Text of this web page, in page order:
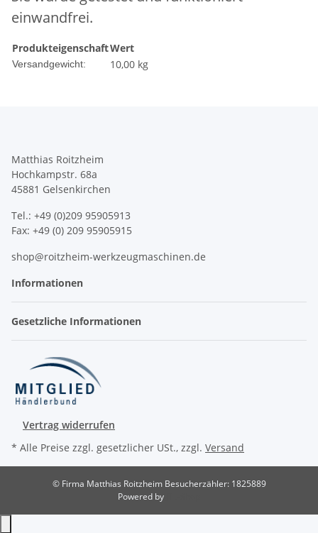
einwandfrei.
ProdukteigenschaftWert
Versandgewicht: 10,00 kg
Matthias Roitzheim
Hochkampstr. 68a
45881 Gelsenkirchen
Tel.: +49 (0)209 95905913
Fax: +49 (0) 209 95905915
shop@roitzheim-werkzeugmaschinen.de
Informationen
Gesetzliche Informationen
Vertrag widerrufen
* Alle Preise zzgl. gesetzlicher USt., zzgl. Versand
© Firma Matthias RoitzheimBesucherzähler: 1825889
Powered by